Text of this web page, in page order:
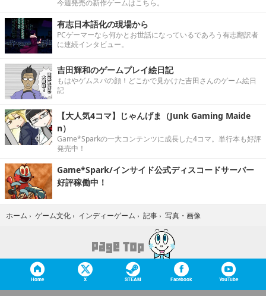
今週発売の新作ゲームはこちら。
有志日本語化の現場から
PCゲーマーなら何かとお世話になっているであろう有志翻訳者
に連続インタビュー。
吉田輝和のゲームプレイ絵日記
もはやゲムスパの顔！どこかで見かけた吉田さんのゲーム絵日
記
【大人気4コマ】じゃんげま（Junk Gaming Maide
n）
Game*Sparkの一大コンテンツに成長した4コマ。単行本も好評
発売中！
Game*Spark/インサイド公式ディスコードサーバー
好評稼働中！
ホーム › ゲーム文化 › インディーゲーム › 記事 › 写真・画像
Home X STEAM Facebook YouTube